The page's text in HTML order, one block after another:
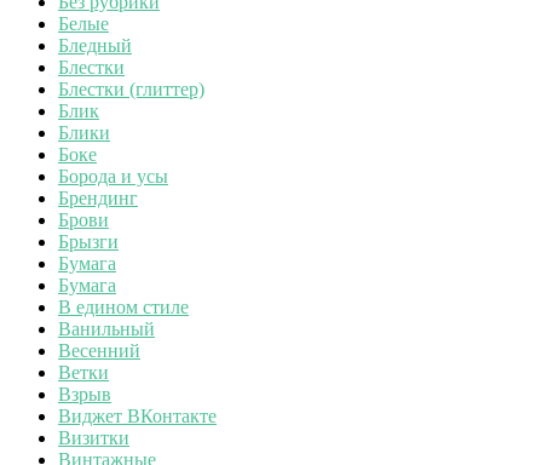
Белые
Бледный
Блестки
Блестки (глиттер)
Блик
Блики
Боке
Борода и усы
Брендинг
Брови
Брызги
Бумага
Бумага
В едином стиле
Ванильный
Весенний
Ветки
Взрыв
Виджет ВКонтакте
Визитки
Винтажные